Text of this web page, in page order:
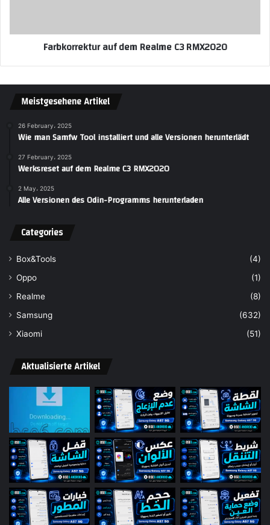
Farbkorrektur auf dem Realme C3 RMX2020
Meistgesehene Artikel
26 February، 2025
Wie man Samfw Tool installiert und alle Versionen herunterlädt
27 February، 2025
Werksreset auf dem Realme C3 RMX2020
2 May، 2025
Alle Versionen des Odin-Programms herunterladen
Categories
Box&Tools
(4)
Oppo
(1)
Realme
(8)
Samsung
(632)
Xiaomi
(51)
Aktualisierte Artikel